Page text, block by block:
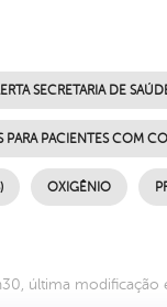
SECRETARIA DE
PARA PACIENTES COM
OXIGÊNIO
última modificação